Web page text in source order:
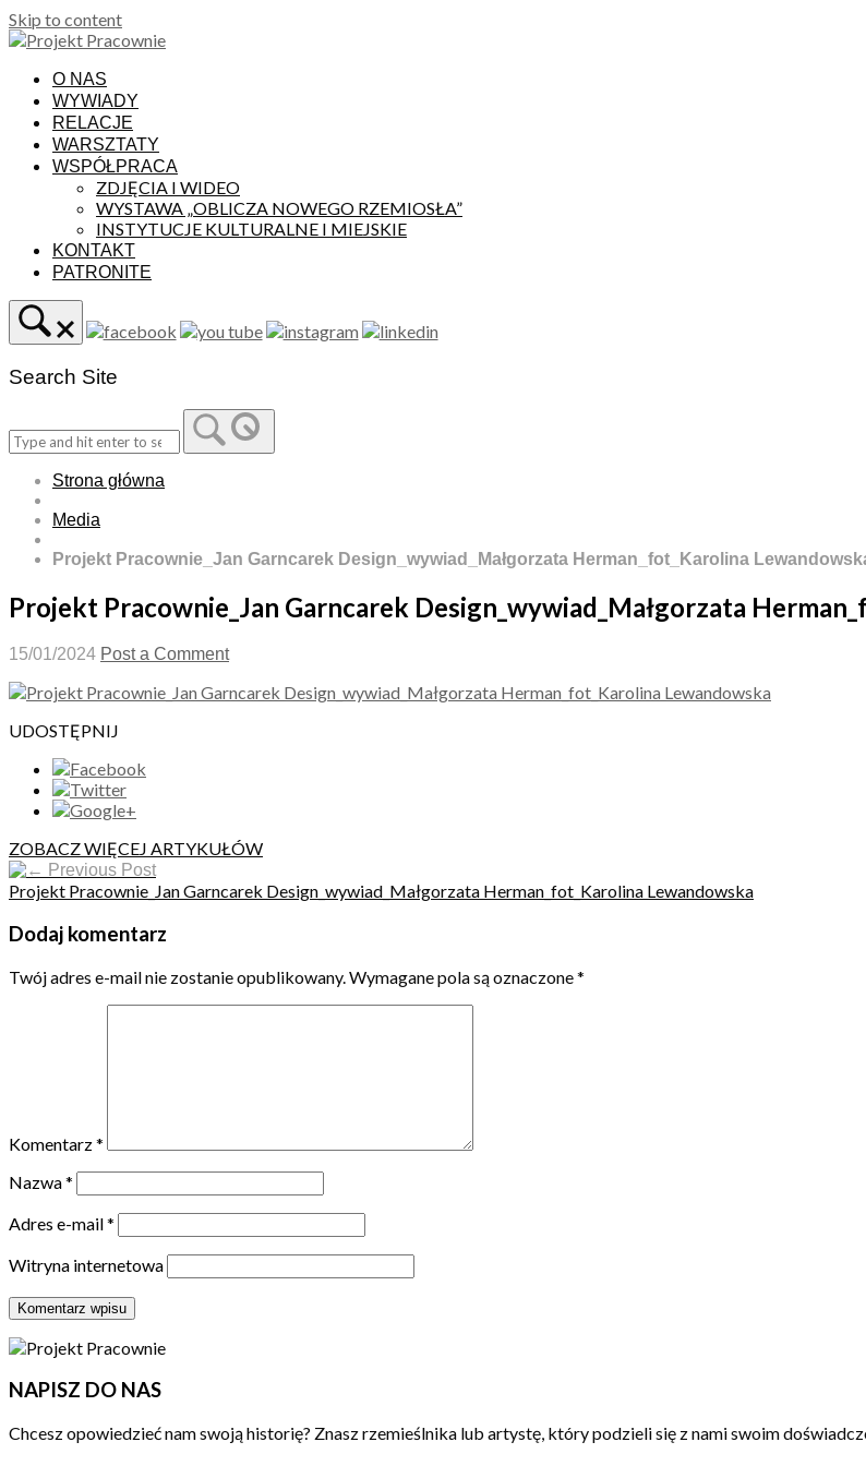
Skip to content
O NAS
WYWIADY
RELACJE
WARSZTATY
WSPÓŁPRACA
ZDJĘCIA I WIDEO
WYSTAWA „OBLICZA NOWEGO RZEMIOSŁA”
INSTYTUCJE KULTURALNE I MIEJSKIE
KONTAKT
PATRONITE
Search Site
Strona główna
Media
Projekt Pracownie_Jan Garncarek Design_wywiad_Małgorzata Herman_fot_Karolina
Projekt Pracownie_Jan Garncarek Design_wywiad_Małgorzata
15/01/2024 Post a Comment
UDOSTĘPNIJ
ZOBACZ WIĘCEJ ARTYKUŁÓW
Previous Post
Projekt Pracownie_Jan Garncarek Design_wywiad_Małgorzata Herman_fot_Karolina Lewandowska
Dodaj komentarz
Twój adres e-mail nie zostanie opublikowany. Wymagane pola są oznaczone*
Komentarz*
Nazwa*
Adres e-mail*
Witryna internetowa
NAPISZ DO NAS
Chcesz opowiedzieć nam swoją historię? Znasz rzemieślnika lub artystę, który podzieli się z nami swoim